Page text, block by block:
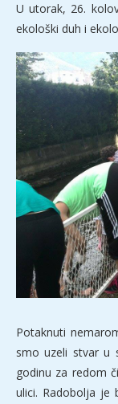
U utorak, 26.
ekološki duh i
Potaknuti
smo uzeli stvar u
godinu za redom
ulici. Radobolja je